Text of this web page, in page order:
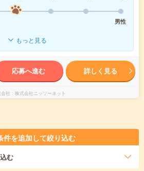
男性
もっと見る
応募へ進む 詳しく見る
社 株式会社ニッソーネット
件を追加して絞り込む
む